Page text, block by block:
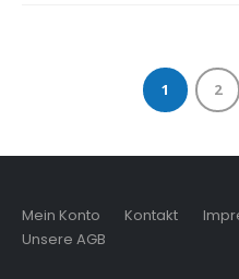
1 2
Mein Konto Kontakt
Unsere AGB